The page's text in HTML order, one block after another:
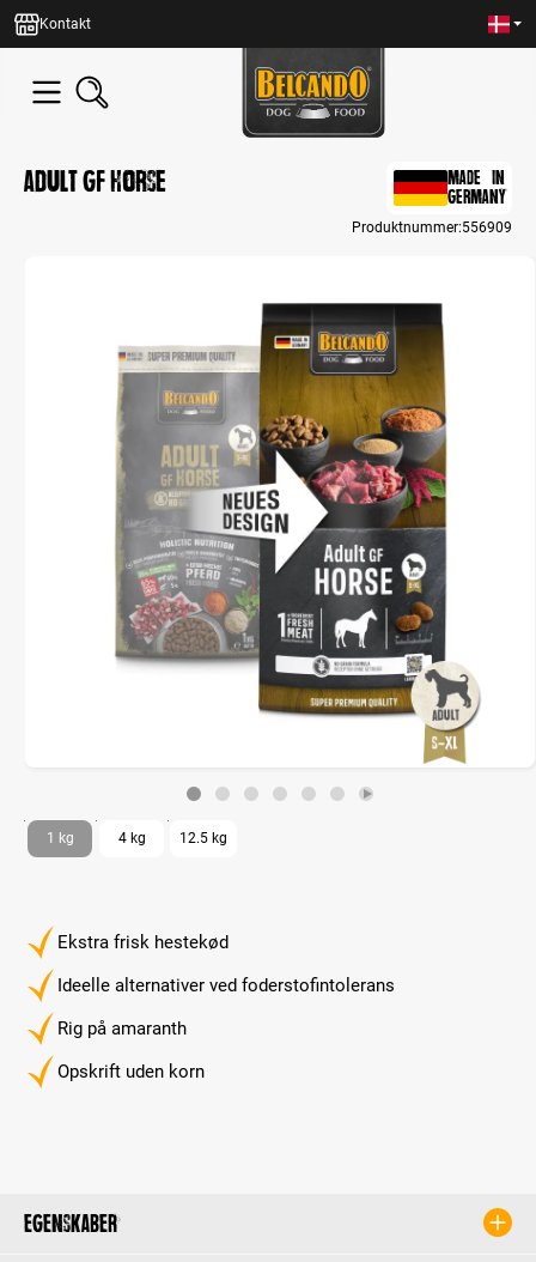
content
Kontakt
Adult GF Horse
MADE IN
GERMANY
Produktnummer:556909
Ekstra frisk hestekød
Ideelle alternativer ved foderstofintolerans
Rig på amaranth
Opskrift uden korn
1 kg 4 kg 12.5 kg
Egenskaber